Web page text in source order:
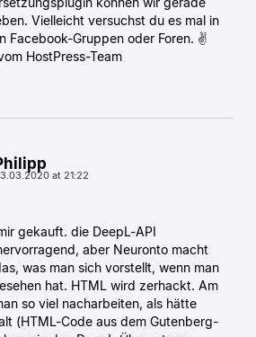
Vielleicht versuchst du es mal in
Facebook-Gruppen oder Foren. ✌
HostPress-Team
at 21:22
gekauft. die DeepL-API
aber Neuronto macht
was man sich vorstellt, wenn man
hat. HTML wird zerhackt. Am
so viel nacharbeiten, als hätte
(HTML-Code aus dem Gutenberg-